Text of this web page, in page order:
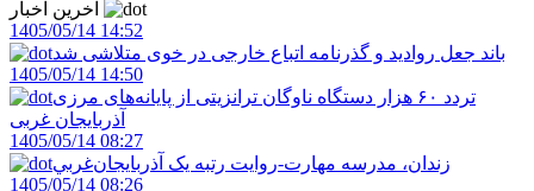
1405/05/14 14:52
باند جعل روادید و گذرنامه اتباع خارجی در خوی متلاشی شد
1405/05/14 14:50
تردد ۶۰ هزار دستگاه ناوگان ترانزیتی از پایانه‌های مرزی
آذربایجان ‌غربی
1405/05/14 08:27
زندان، مدرسه مهارت-روايت رتبه يک آذربايجان‌غربي
1405/05/14 08:26